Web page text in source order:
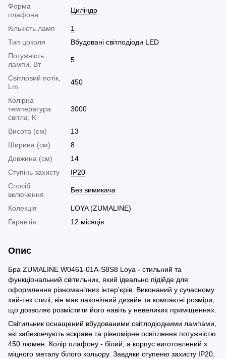
Форма
плафона
Циліндр
Кількість ламп
1
Тип цоколя
Вбудовані світлодіоди LED
Потужність
лампи, Вт
5
Світловий потік,
Lm
450
Колірна
температура
світла; K
3000
Висота (см)
13
Ширина (см)
8
Довжина (см)
14
Ступінь захисту
IP20
Спосіб
включення
Без вимикача
Колекція
LOYA (ZUMALINE)
Гарантія
12 місяців
Опис
Бра ZUMALINE W0461-01A-S8S8 Loya - стильний та
функціональний світильник, який ідеально підійде для
оформлення різноманітних інтер'єрів. Виконаний у сучасному
хай-тек стилі, він має лаконічний дизайн та компактні розміри,
що дозволяє розмістити його навіть у невеликих приміщеннях.
Світильник оснащений вбудованими світлодіодними лампами,
які забезпечують яскраве та рівномірне освітлення потужністю
450 люмен. Колір плафону - білий, а корпус виготовлений з
міцного металу білого кольору. Завдяки ступеню захисту IP20,